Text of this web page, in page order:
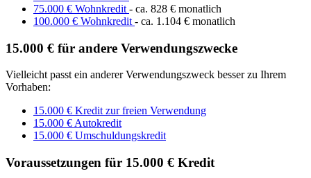
75.000 € Wohnkredit - ca. 828 € monatlich
100.000 € Wohnkredit - ca. 1.104 € monatlich
15.000 € für andere Verwendungszwecke
Vielleicht passt ein anderer Verwendungszweck besser zu Ihrem
Vorhaben:
15.000 € Kredit zur freien Verwendung
15.000 € Autokredit
15.000 € Umschuldungskredit
Voraussetzungen für 15.000 € Kredit